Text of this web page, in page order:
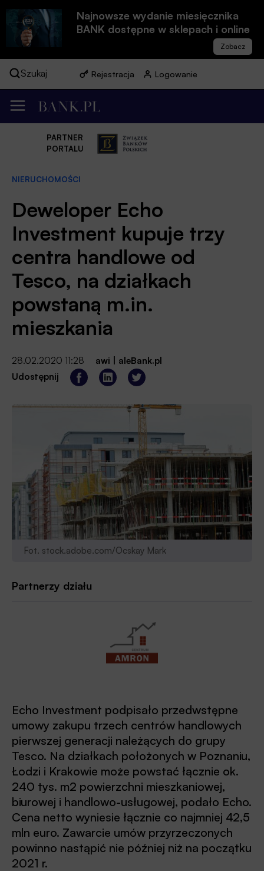
Najnowsze wydanie miesięcznika
BANK dostępne w sklepach i online
Szukaj Rejestracja Logowanie
PARTNER
PORTALU
NIERUCHOMOŚCI
Deweloper Echo
Investment kupuje trzy
centra handlowe od
Tesco, na działkach
powstaną m.in.
mieszkania
28.02.2020 11:28 awi
aleBank.pl
Udostępnij
Fot. stock.adobe.com/Ocskay Mark
Partnerzy działu
Echo Investment podpisało przedwstępne
umowy zakupu trzech centrów handlowych
pierwszej generacji należących do grupy
Tesco. Na działkach położonych w Poznaniu,
Łodzi i Krakowie może powstać łącznie ok.
240 tys. m2 powierzchni mieszkaniowej,
biurowej i handlowo-usługowej, podało Echo.
Cena netto wyniesie łącznie co najmniej 42,5
mln euro. Zawarcie umów przyrzeczonych
powinno nastąpić nie później niż na początku
2021 r.